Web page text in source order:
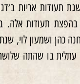
להונגריה ב־19.3.1944
תעודות אלה.
בו שהתה